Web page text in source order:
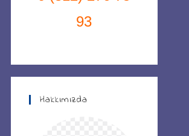
93
Hakkımızda